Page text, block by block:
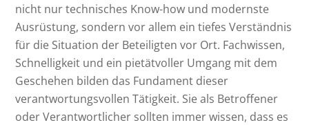
nicht nur technisches Know-how und modernste
Ausrüstung, sondern vor allem ein tiefes Verständnis
für die Situation der Beteiligten vor Ort. Fachwissen,
Schnelligkeit und ein pietätvoller Umgang mit dem
Geschehen bilden das Fundament dieser
verantwortungsvollen Tätigkeit. Sie als Betroffener
oder Verantwortlicher sollten immer wissen, dass es